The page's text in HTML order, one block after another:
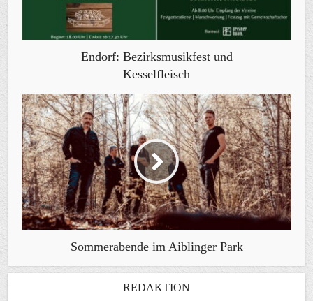
Endorf: Bezirksmusikfest und
Kesselfleisch
Sommerabende im Aiblinger Park
REDAKTION